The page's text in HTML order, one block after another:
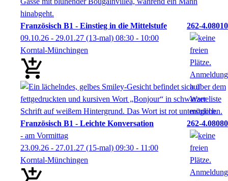
Französisch B1 - Einstieg in die Mittelstufe
262-4.08010
09.10.26 - 29.01.27 (13-mal) 08:30 - 10:00
Korntal-Münchingen
Französisch B1 - Leichte Konversation
262-4.08080
- am Vormittag
23.09.26 - 27.01.27 (15-mal) 09:30 - 11:00
Korntal-Münchingen